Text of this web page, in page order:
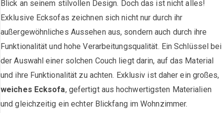
Blick an seinem stilvollen Design. Doch das ist nicht alles!
Exklusive Ecksofas zeichnen sich nicht nur durch ihr
außergewöhnliches Aussehen aus, sondern auch durch ihre
Funktionalität und hohe Verarbeitungsqualität. Ein Schlüssel bei
der Auswahl einer solchen Couch liegt darin, auf das Material
und ihre Funktionalität zu achten. Exklusiv ist daher ein großes,
weiches Ecksofa, gefertigt aus hochwertigsten Materialien
und gleichzeitig ein echter Blickfang im Wohnzimmer.